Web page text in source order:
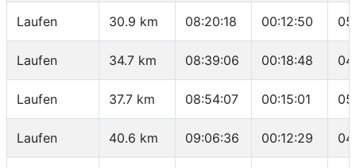
Laufen 30.9 km 08:20:18 00:12:50
Laufen 34.7 km 08:39:06 00:18:48
Laufen 37.7 km 08:54:07 00:15:01
Laufen 40.6 km 09:06:36 00:12:29